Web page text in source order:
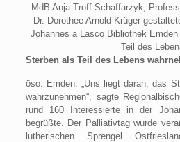
MdB Anja Troff-Schaffarzyk,
Dr. Dorothee Arnold-Krüger
Johannes a Lasco Bibliothek
Teil des
Sterben als Teil des Lebens
öso. Emden. „Uns liegt daran, das
wahrzunehmen“, sagte
rund 160 Interessierte in der
begrüßte. Der Palliativtag wurde
lutherischen Sprengel